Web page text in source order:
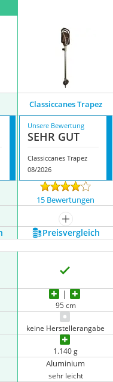
Classiccanes Trapez
Unsere Bewertung
SEHR GUT
Classiccanes Trapez
08/2026
15 Bewertungen
mehr anzeigen
Preis­vergleich
95 cm
keine Herstellerangabe
1.140 g
Aluminium
sehr leicht